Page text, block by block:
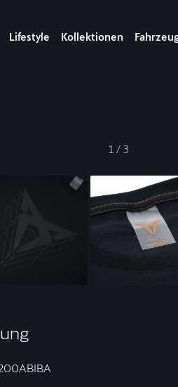
Lifestyle Kollektionen
1 / 3